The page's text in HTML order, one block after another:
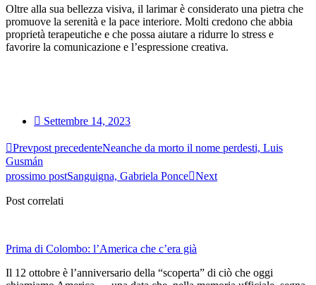
Oltre alla sua bellezza visiva, il larimar è considerato una pietra che
promuove la serenità e la pace interiore. Molti credono che abbia
proprietà terapeutiche e che possa aiutare a ridurre lo stress e
favorire la comunicazione e l’espressione creativa.
Settembre 14, 2023
Prevpost precedenteNeanche da morto il nome perdesti, Luis
Gusmán
prossimo postSanguigna, Gabriela Ponce Next
Post correlati
Prima di Colombo: l’America che c’era già
Il 12 ottobre è l’anniversario della “scoperta” di ciò che oggi